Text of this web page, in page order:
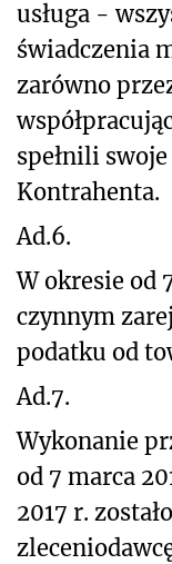
usługa -
świadczenia
zarówno
spełnili
Kontrahenta.
Ad.6.
W okresie od
czynnym
podatku od
Ad.7.
Wykonanie
od 7 marca
2017 r.